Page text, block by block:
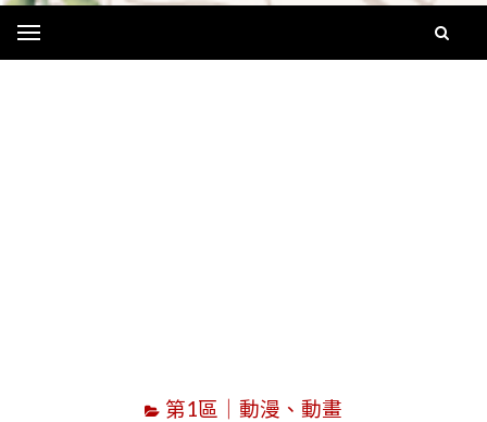
第1區｜動漫、動畫